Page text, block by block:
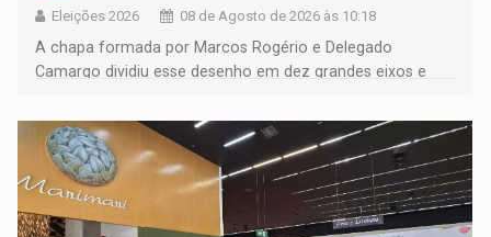
Eleições 2026 08 de Agosto de 2026 às 10:18
A chapa formada por Marcos Rogério e Delegado
Camargo dividiu esse desenho em dez grandes eixos e